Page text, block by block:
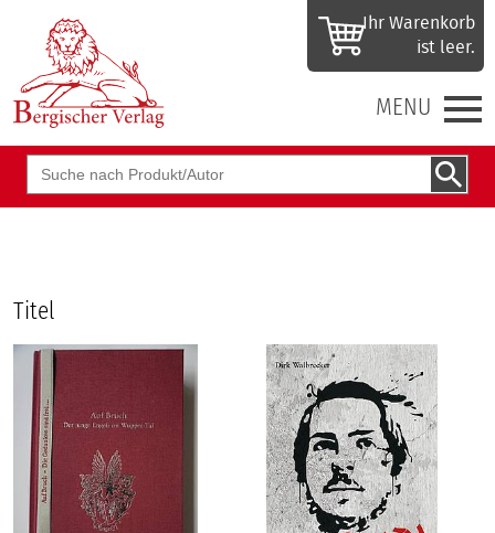
MENU
Ihr Waren­korb
ist leer.
Suchbegriff
Titel